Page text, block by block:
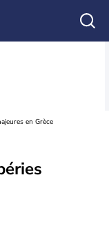
en Grèce